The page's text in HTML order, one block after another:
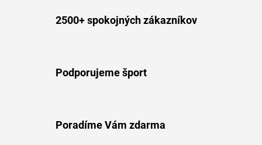
c
r
v
i
2500+ spokojných zákazníkov
Podporujeme šport
Poradíme Vám zdarma